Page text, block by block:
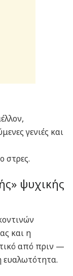
γενιές και
στρες.
ψυχικής
και η
από πριν —
ευαλωτότητα.